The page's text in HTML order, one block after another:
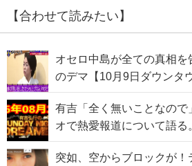
【合わせて読みたい】
オセロ中島が全ての真相
のデマ【10月9日ダウンタ
有吉「全く無いことなの
オで熱愛報道について語る
突如、空からブロックが！